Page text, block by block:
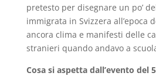
pretesto per disegnare un po’
immigrata in Svizzera all’epoca
ancora clima e manifesti delle
stranieri quando andavo a
Cosa si aspetta dall’evento del